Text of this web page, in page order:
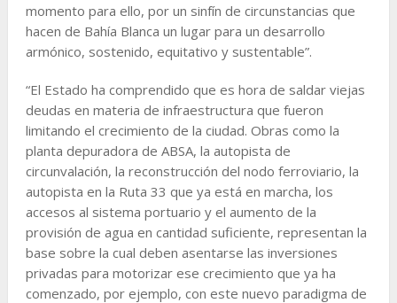
momento para ello, por un sinfín de circunstancias que
hacen de Bahía Blanca un lugar para un desarrollo
armónico, sostenido, equitativo y sustentable”.
“El Estado ha comprendido que es hora de saldar viejas
deudas en materia de infraestructura que fueron
limitando el crecimiento de la ciudad. Obras como la
planta depuradora de ABSA, la autopista de
circunvalación, la reconstrucción del nodo ferroviario, la
autopista en la Ruta 33 que ya está en marcha, los
accesos al sistema portuario y el aumento de la
provisión de agua en cantidad suficiente, representan la
base sobre la cual deben asentarse las inversiones
privadas para motorizar ese crecimiento que ya ha
comenzado, por ejemplo, con este nuevo paradigma de